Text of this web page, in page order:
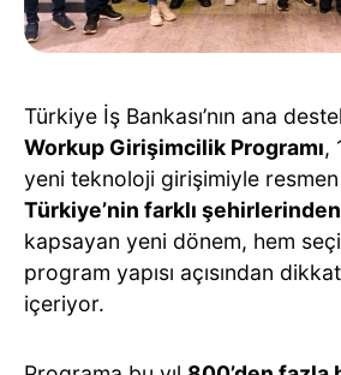
Türkiye İş Bankası’nın ana
Workup Girişimcilik Programı,
yeni teknoloji girişimiyle resmen
Türkiye’nin farklı
kapsayan yeni dönem, hem
program yapısı açısından
içeriyor.